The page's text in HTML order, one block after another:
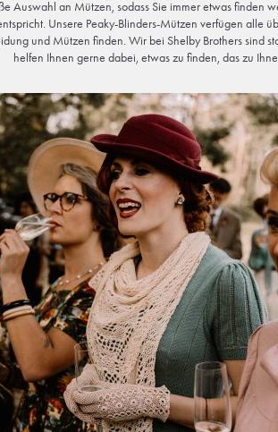
Auswahl an Mützen, sodass Sie immer etwas finden
Unsere Peaky-Blinders-Mützen verfügen alle
und Mützen finden. Wir bei Shelby Brothers sind
helfen Ihnen gerne dabei, etwas zu finden, das zu